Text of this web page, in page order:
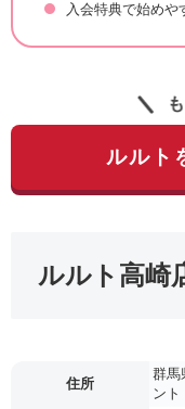
入会特典で始めや
ルルト
ルルト高崎
住所
群馬
ント